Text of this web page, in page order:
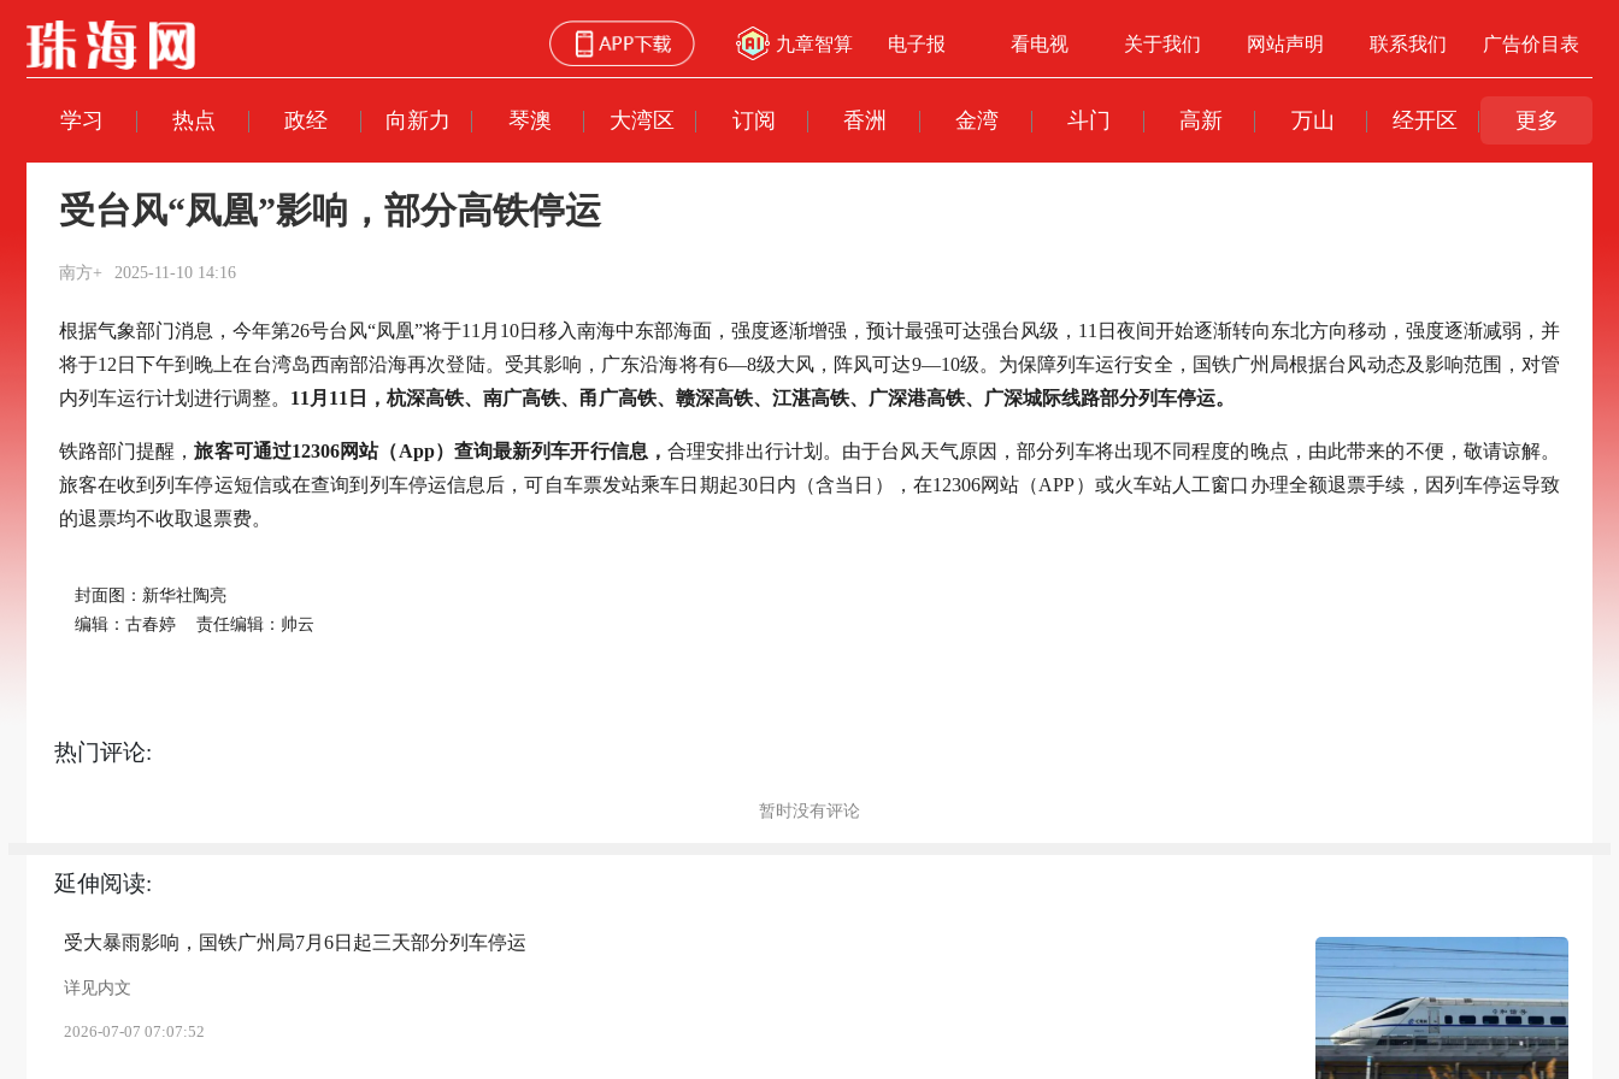
九章智算 电子报 看电视 关于我们 网站声明 联系我们 广告价目表
学习 热点 政经 向新力 琴澳 大湾区 订阅 香洲 金湾 斗门 高新 万山 经开区 更多
受台风“凤凰”影响，部分高铁停运
南方+ 2025-11-10 14:16
根据气象部门消息，今年第26号台风“凤凰”将于11月10日移入南海中东部海面，强度逐渐增强，预计最强可达强台风级，11日夜间开始逐渐转向东北方向移动，强度逐渐减弱，并
将于12日下午到晚上在台湾岛西南部沿海再次登陆。受其影响，广东沿海将有6—8级大风，阵风可达9—10级。为保障列车运行安全，国铁广州局根据台风动态及影响范围，对管
内列车运行计划进行调整。 11月11日，杭深高铁、南广高铁、甬广高铁、赣深高铁、江湛高铁、广深港高铁、广深城际线路部分列车停运。
铁路部门提醒，旅客可通过12306网站（App）查询最新列车开行信息，合理安排出行计划。由于台风天气原因，部分列车将出现不同程度的晚点，由此带来的不便，敬请谅解。
旅客在收到列车停运短信或在查询到列车停运信息后，可自车票发站乘车日期起30日内（含当日），在12306网站（APP）或火车站人工窗口办理全额退票手续，因列车停运导致
的退票均不收取退票费。
封面图：新华社陶亮
编辑：古春婷
责任编辑：帅云
热门评论:
暂时没有评论
延伸阅读:
受大暴雨影响，国铁广州局7月6日起三天部分列车停运
详见内文
2026-07-07 07:07:52